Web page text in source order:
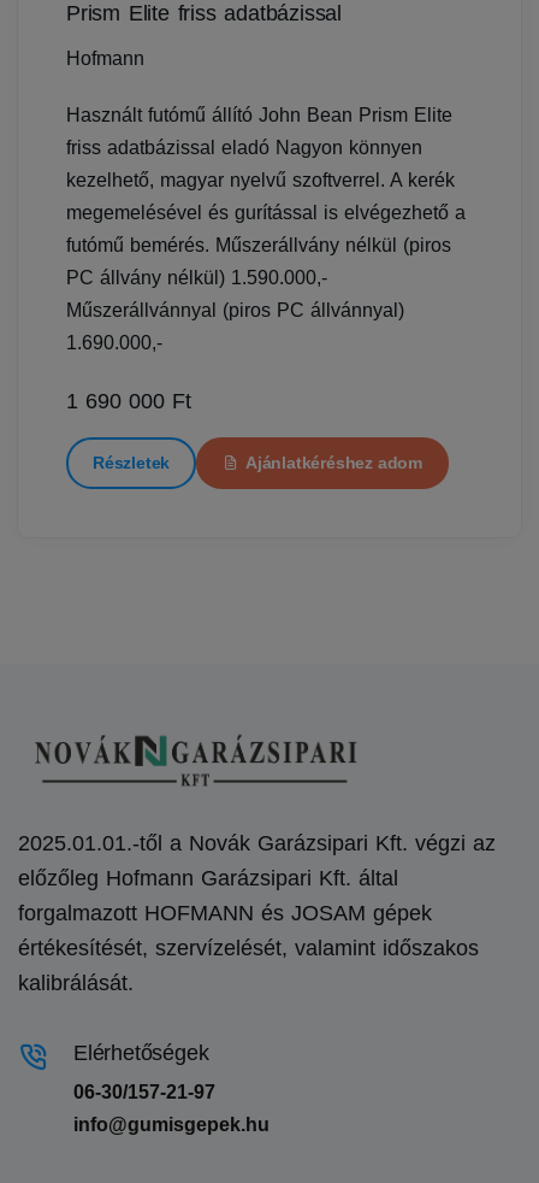
Prism Elite friss adatbázissal
Hofmann
Használt futómű állító John Bean Prism Elite
friss adatbázissal eladó Nagyon könnyen
kezelhető, magyar nyelvű szoftverrel. A kerék
megemelésével és gurítással is elvégezhető a
futómű bemérés. Műszerállvány nélkül (piros
PC állvány nélkül) 1.590.000,-
Műszerállvánnyal (piros PC állvánnyal)
1.690.000,-
1 690 000 Ft
Részletek Ajánlatkéréshez adom
2025.01.01.-től a Novák Garázsipari Kft. végzi az
előzőleg Hofmann Garázsipari Kft. által
forgalmazott HOFMANN és JOSAM gépek
értékesítését, szervízelését, valamint időszakos
kalibrálását.
Elérhetőségek
06-30/157-21-97
info@gumisgepek.hu